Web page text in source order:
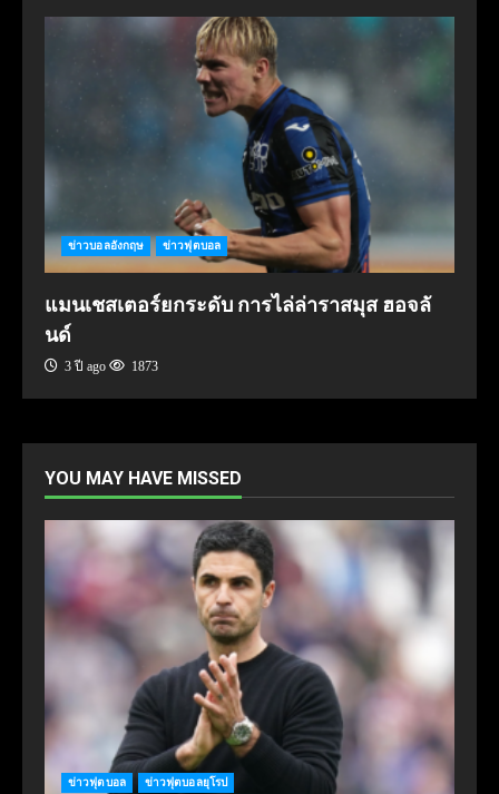
ข่าวบอลอังกฤษ ข่าวฟุตบอล
แมนเชสเตอร์ยกระดับ การไล่ล่าราสมุส ฮอจลั
นด์
3 ปี ago 1873
YOU MAY HAVE MISSED
ข่าวฟุตบอล ข่าวฟุตบอลยุโรป